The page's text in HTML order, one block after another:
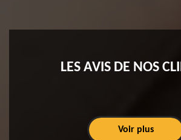
LES AVIS DE NOS
Voir plus